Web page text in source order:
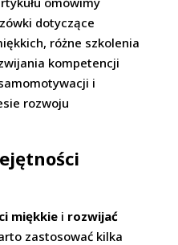
dotyczące
różne szkolenia
kompetencji
i
rozwoju
miękkie i rozwijać
zastosować kilka